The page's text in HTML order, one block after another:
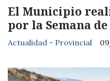
El Municipio
por la Semana
Actualidad - Provincial